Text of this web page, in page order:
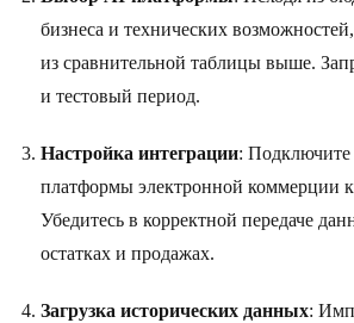
бизнеса и технических
из сравнительной таблицы выше.
и тестовый период.
Настройка интеграции:
платформы электронной коммерции
Убедитесь в корректной передаче
остатках и продажах.
Загрузка исторических данных: